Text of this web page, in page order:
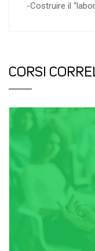
-Costruire il
CORSI